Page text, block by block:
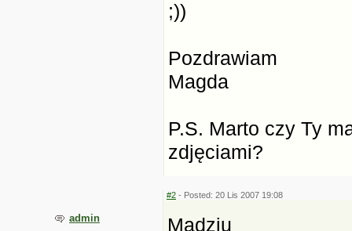
;))
Pozdrawiam
Magda
P.S. Marto czy Ty
zdjęciami?
admin
#2 - Posted: 20 Lis 2007 19:08
Madziu